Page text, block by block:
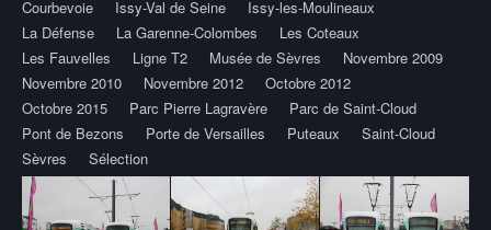
Courbevoie Issy-Val de Seine
Issy-les-Moulineaux
La Défense
La Garenne-Colombes
Les Coteaux
Les Fauvelles
Ligne T2 Musée de Sèvres
Novembre 2009
Novembre 2010
Novembre 2012
Octobre 2012
Octobre 2015
Parc Pierre Lagravère
Parc de Saint-Cloud
Pont de Bezons
Porte de Versailles Puteaux
Saint-Cloud
Sèvres
Sélection